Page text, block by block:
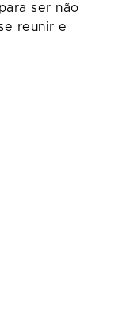
ser não
reunir e